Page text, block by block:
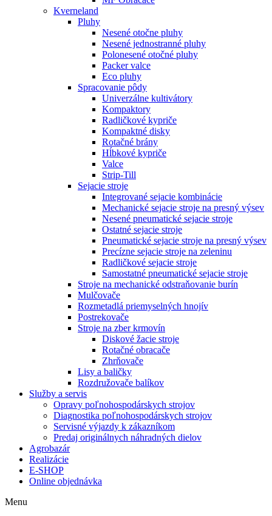
Kverneland
Pluhy
Nesené otočne pluhy
Nesené jednostranné pluhy
Polonesené otočné pluhy
Packer valce
Eco pluhy
Spracovanie pôdy
Univerzálne kultivátory
Kompaktory
Radličkové kypriče
Kompaktné disky
Rotačné brány
Hĺbkové kypriče
Valce
Strip-Till
Sejacie stroje
Integrované sejacie kombinácie
Mechanické sejacie stroje na presný výsev
Nesené pneumatické sejacie stroje
Ostatné sejacie stroje
Pneumatické sejacie stroje na presný výsev
Precízne sejacie stroje na zeleninu
Radličkové sejacie stroje
Samostatné pneumatické sejacie stroje
Stroje na mechanické odstraňovanie burín
Mulčovače
Rozmetadlá priemyselných hnojív
Postrekovače
Stroje na zber krmovín
Diskové žacie stroje
Rotačné obracače
Zhrňovače
Lisy a baličky
Rozdružovače balíkov
Služby a servis
Opravy poľnohospodárskych strojov
Diagnostika poľnohospodárskych strojov
Servisné výjazdy k zákazníkom
Predaj originálnych náhradných dielov
Agrobazár
Realizácie
E-SHOP
Online objednávka
Menu